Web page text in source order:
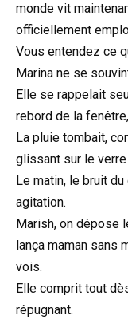
monde vit
officiellement
Vous entendez ce
Marina ne se
Elle se rappelait
rebord de la
La pluie tombait,
glissant sur le
Le matin, le bruit
agitation.
Marish, on dépose
lança maman sans
vois.
Elle comprit tout
répugnant.